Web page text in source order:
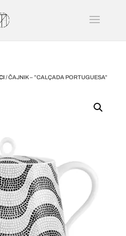
/ ČAJNIK – ”CALÇADA PORTUGUESA”